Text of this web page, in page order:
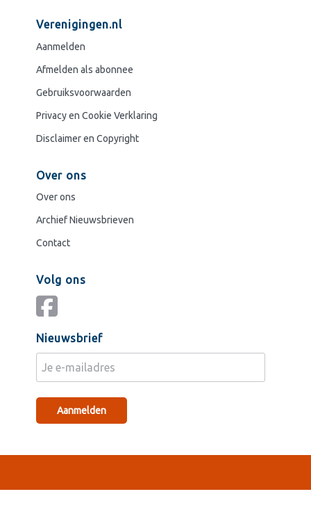
Verenigingen.nl
Aanmelden
Afmelden als abonnee
Gebruiksvoorwaarden
Privacy en Cookie Verklaring
Disclaimer en Copyright
Over ons
Over ons
Archief Nieuwsbrieven
Contact
Volg ons
Nieuwsbrief